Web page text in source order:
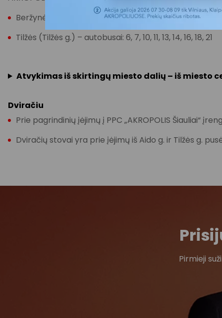
Beržynėlio (Gegužių g.) – autobusai: 6, 10, 10A, 11, 13, 14,
Tilžės (Tilžės g.) – autobusai: 6, 7, 10, 11, 13, 14, 16, 18, 21
Atvykimas iš skirtingų miesto dalių – iš miesto
Dviračiu
Prie pagrindinių įėjimų į PPC „AKROPOLIS Šiauliai“
Dviračių stovai yra prie įėjimų iš Aido g. ir Tilžės g.
Pirmieji